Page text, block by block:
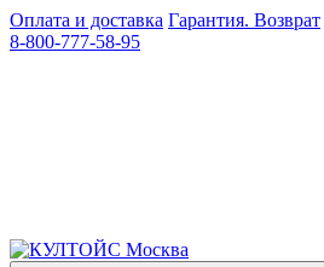
Оплата и доставка Гарантия. Возврат
8-800-777-58-95